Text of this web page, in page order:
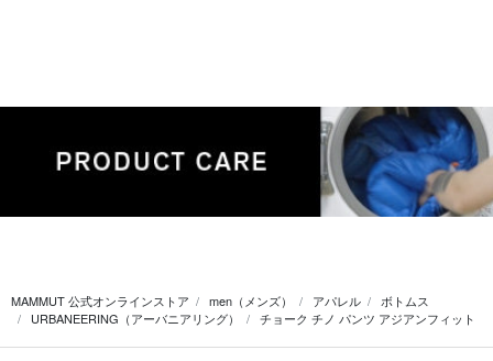
MAMMUT 公式オンラインストア men（メンズ） アパレル
ボトムス
URBANEERING（アーバニアリング）
チョーク チノ パンツ アジアンフィット